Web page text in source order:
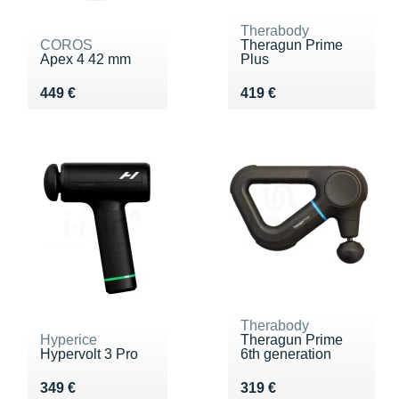
COROS
Apex 4 42 mm
449 €
Vendu 449 €
Therabody
Theragun Prime
Plus
419 €
Vendu 419 €
Hyperice
Hypervolt 3 Pro
349 €
Vendu 349 €
Therabody
Theragun Prime
6th generation
319 €
Vendu 319 €